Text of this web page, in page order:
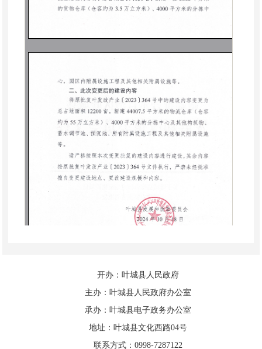
开办：叶城县人民政府
主办：叶城县人民政府办公室
承办：叶城县电子政务办公室
地址：叶城县文化西路04号
联系方式：0998-7287122